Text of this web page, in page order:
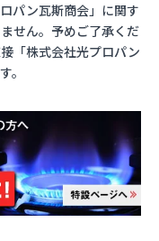
パン瓦斯商会」に関す
せん。予めご了承くだ
「株式会社光プロパン
。